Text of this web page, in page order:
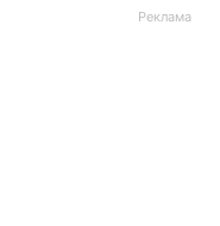
Реклама